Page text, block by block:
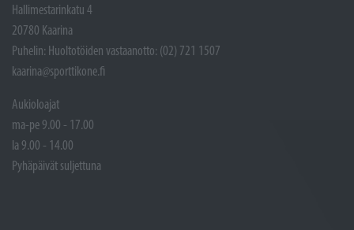
Hallimestarinkatu 4
20780 Kaarina
Puhelin: Huoltotöiden vastaanotto: (02) 721 1507
kaarina@sporttikone.fi
Aukioloajat
ma-pe 9.00 - 17.00
la 9.00 - 14.00
Pyhäpäivät suljettuna